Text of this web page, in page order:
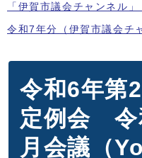
「伊賀市議会チャンネル
令和7年分（伊賀市議会チ
令和6年第
定例会 令
月会議（